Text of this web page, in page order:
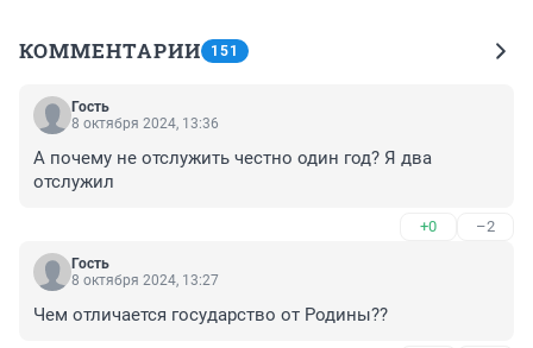
КОММЕНТАРИИ 151
Гость
8 октября 2024, 13:36
А почему не отслужить честно один год? Я два
отслужил
+0 –2
Гость
8 октября 2024, 13:27
Чем отличается государство от Родины??